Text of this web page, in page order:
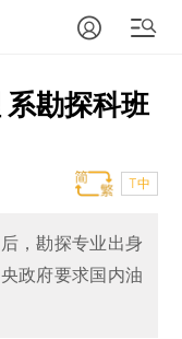
勘探科班
T中
，勘探专业出身
政府要求国内油